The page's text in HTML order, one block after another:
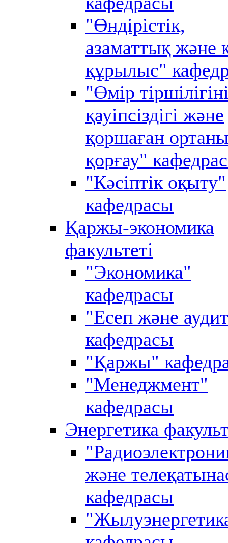
"Өндірістік,
азаматтық және
құрылыс"
"Өмір
қауіпсіздігі және
қоршаған
қорғау"
"Кәсіптік оқыту"
кафедрасы
Қаржы-экономика
факультеті
"Экономика"
кафедрасы
"Есеп және
кафедрасы
"Қаржы"
"Менеджмент"
кафедрасы
Энергетика
және
кафедрасы